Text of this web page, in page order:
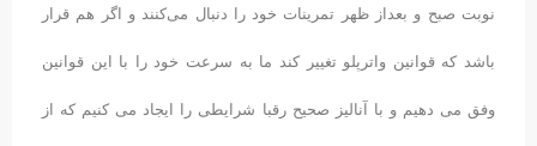
نوبت صبح و بعداز ظهر تمرینات خود را دنبال می‌کنند و اگر هم قرار
باشد که قوانین واترپلو تغییر کند ما به سرعت خود را با این قوانین
وفق می دهیم و با آنالیز صحیح رقبا شرایطی را ایجاد می کنیم که از